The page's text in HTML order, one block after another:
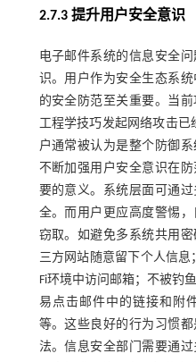
2.7.3 提升用户安全意识
电子邮件系统的信息安全
识。用户作为安全生态系
的安全防范至关重要。当
工程学技巧发起网络攻击已
户通常被认为是整个防御
不断加强用户安全意识在
要的意义。系统层面可通
全。而用户更应高度警惕
窃取。如避免多系统共用
三方网站随意留下个人信
Fi环境中访问邮箱；不被钓
易点击邮件中的链接和附
等。这些良好的行为习惯
法。信息安全部门需要通